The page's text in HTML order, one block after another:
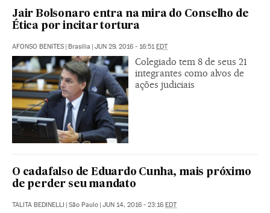
Jair Bolsonaro entra na mira do Conselho de
Ética por incitar tortura
AFONSO BENITES | Brasília | JUN 29, 2016 - 16:51EDT
Colegiado tem 8 de seus 21
integrantes como alvos de
ações judiciais
O cadafalso de Eduardo Cunha, mais próximo
de perder seu mandato
TALITA BEDINELLI | São Paulo | JUN 14, 2016 - 23:16 EDT